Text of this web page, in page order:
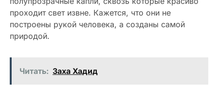
проходит свет извне. Кажется, что они не
построены рукой человека, а созданы самой
природой.
Читать: Заха Хадид